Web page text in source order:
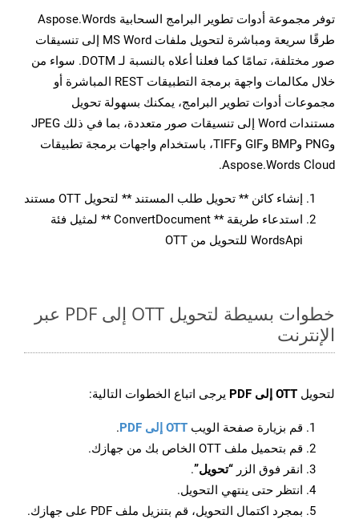
توفر مجموعة أدوات تطوير البرامج السحابية Aspose.Words
طرقًا سريعة ومباشرة لتحويل ملفات MS Word إلى تنسيقات
صور مختلفة، تمامًا كما فعلنا أعلاه بالنسبة لـ DOTM. سواء من
خلال مكالمات واجهة برمجة التطبيقات REST المباشرة أو
مجموعات أدوات تطوير البرامج، يمكنك بسهولة تحويل
مستندات Word إلى تنسيقات صور متعددة، بما في ذلك JPEG
وPNG وBMP وGIF وTIFF، باستخدام واجهات برمجة تطبيقات
Aspose.Words Cloud.
إنشاء كائن ** تحويل طلب المستند ** لتحويل OTT مستند
استدعاء طريقة ** ConvertDocument ** لمثيل فئة
WordsApi للتحويل من OTT
خطوات بسيطة لتحويل OTT إلى PDF عبر
الإنترنت
لتحويل OTT إلى PDF يرجى اتباع الخطوات التالية:
قم بزيارة صفحة الويب OTT إلى PDF
.
قم بتحميل ملف OTT الخاص بك من جهازك.
انقر فوق الزر “تحويل”.
انتظر حتى ينتهي التحويل.
بمجرد اكتمال التحويل، قم بتنزيل ملف PDF على جهازك.